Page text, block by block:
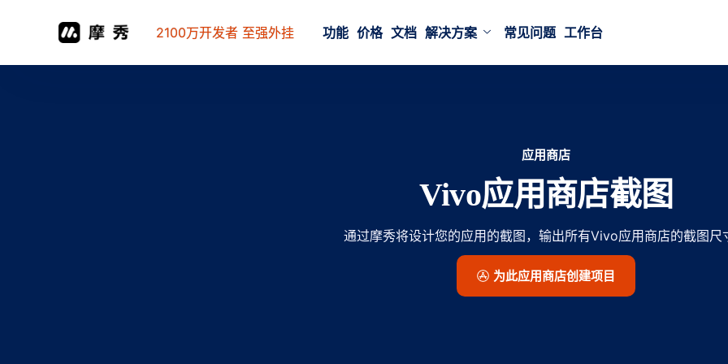
2100万开发者 至强外挂 功能 价格 文档 解决方案 常见问题 工作台
应用商店
Vivo应用商店截图
通过摩秀将设计您的应用的截图，输出所有Vivo应用商店的截图尺
为此应用商店创建项目